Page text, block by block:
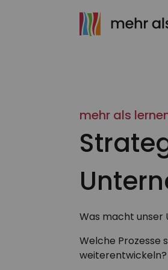
mehr als
Was macht unser
Welche Prozesse
weiterentwickeln?